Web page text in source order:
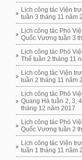
Lịch công tác Viện
tuần 3 tháng 11 năm
Lịch công tác Phó
Quốc Vương tuần 3
Lịch công tác Phó
Thể tuần 2 tháng 11
Lịch công tác Viện
tuần 2 tháng 11 năm
Lịch công tác Phó
Quang Hà tuần 2, 3,
tháng 12 năm 2017
Lịch công tác Phó
Quốc Vương tuần 2
Lịch công tác Viện
tuần 1 tháng 11 năm